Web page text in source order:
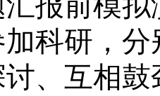
科研，
讨、互相